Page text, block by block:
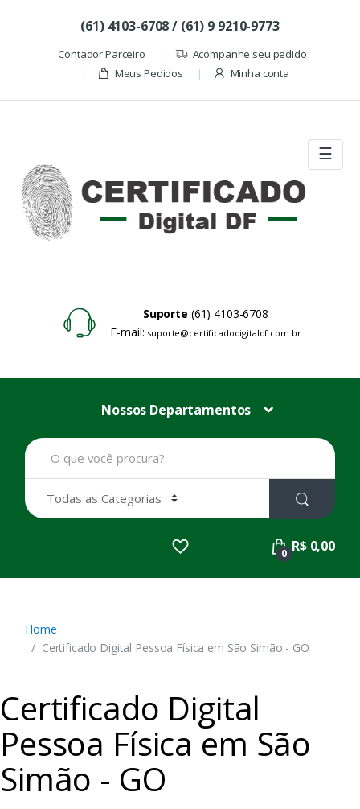
(61) 4103-6708 / (61) 9 9210-9773
Contador Parceiro
Acompanhe seu pedido
Meus Pedidos
Minha conta
☰
Suporte (61) 4103-6708
E-mail: suporte@certificadodigitaldf.com.br
Nossos Departamentos
B
u
a
r
:
0 R$ 0,00
Home
Certificado Digital Pessoa Física em São Simão - GO
Certificado Digital
Pessoa Física em São
Simão - GO